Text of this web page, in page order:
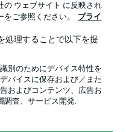
放送局
の ウェブサイト に反映され
ご参照ください。
プライ
処理することで以下を提
別のためにデバイス特性を
バイスに保存および／また
およびコンテンツ、広告お
調査、サービス開発.